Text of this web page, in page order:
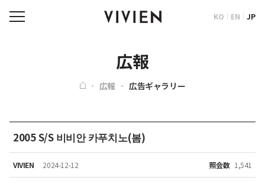
KO EN JP
広報
広報 広告ギャラリー
2005 S/S 비비안 카푸치노(봄)
VIVIEN 2024-12-12 照会数 1,541